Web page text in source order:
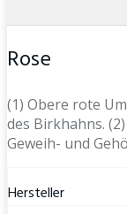
Rose
(1) Obere rote
des Birkhahns.
Geweih- und
Hersteller